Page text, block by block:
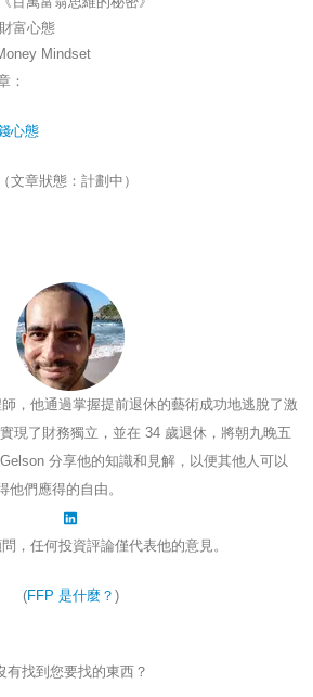
富心態
Mindset
：
心態
文章狀態：計劃中）
，他通過掌握提前退休的藝術成功地逃脫了激
現了財務獨立，並在 34 歲退休，將朝九晚五
分享他的知識和見解，以便其他人可以
們應得的自由。
，任何投資評論僅代表他的意見。
(FFP 是什麼？ )
有找到您要找的東西？